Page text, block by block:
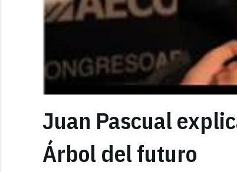
Juan Pascual
Árbol del futuro